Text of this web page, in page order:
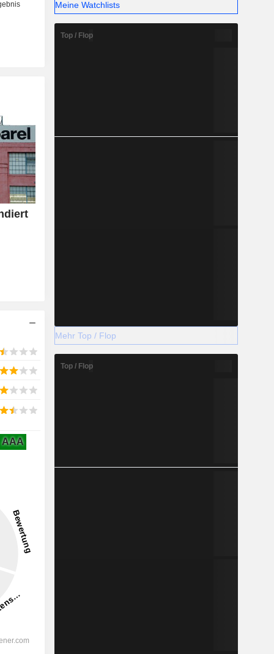
AAA
Meine Watchlists
Top / Flop
Mehr Top / Flop
Top / Flop